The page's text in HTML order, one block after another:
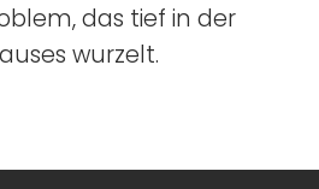
das tief in der
wurzelt.